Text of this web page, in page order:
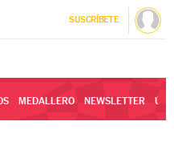
SUSCRÍBETE
MEDALLERO NEWSLETTER